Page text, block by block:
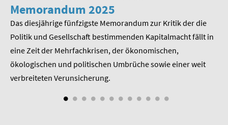
Memorandum 2025
Das diesjährige fünfzigste Memorandum zur Kritik der die
Politik und Gesellschaft bestimmenden Kapitalmacht fällt in
eine Zeit der Mehrfachkrisen, der ökonomischen,
ökologischen und politischen Umbrüche sowie einer weit
verbreiteten Verunsicherung.